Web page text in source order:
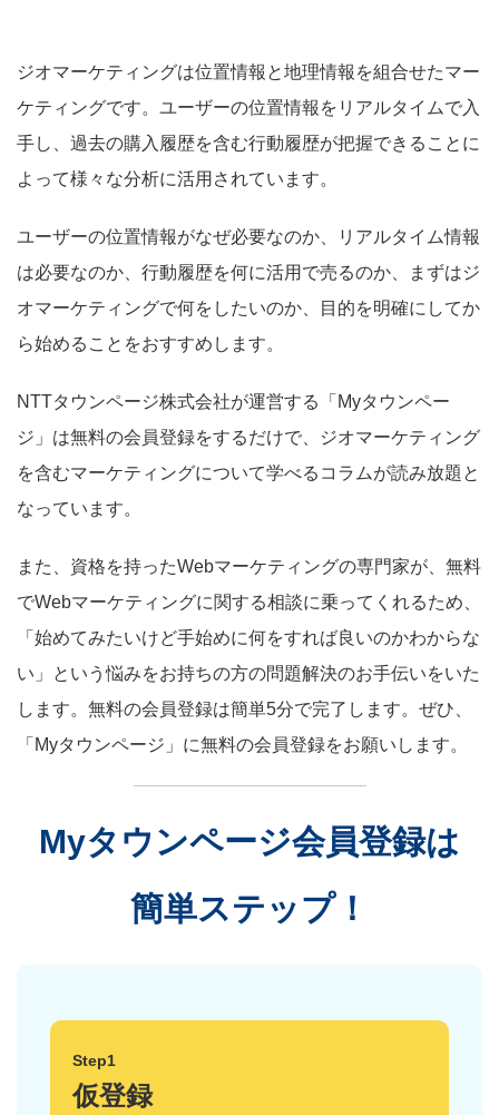
ジオマーケティングは位置情報と地理情報を組合せたマー
ケティングです。ユーザーの位置情報をリアルタイムで入
手し、過去の購入履歴を含む行動履歴が把握できることに
よって様々な分析に活用されています。
ユーザーの位置情報がなぜ必要なのか、リアルタイム情報
は必要なのか、行動履歴を何に活用で売るのか、まずはジ
オマーケティングで何をしたいのか、目的を明確にしてか
ら始めることをおすすめします。
NTTタウンページ株式会社が運営する「Myタウンペー
ジ」は無料の会員登録をするだけで、ジオマーケティング
を含むマーケティングについて学べるコラムが読み放題と
なっています。
また、資格を持ったWebマーケティングの専門家が、無料
でWebマーケティングに関する相談に乗ってくれるため、
「始めてみたいけど手始めに何をすれば良いのかわからな
い」という悩みをお持ちの方の問題解決のお手伝いをいた
します。無料の会員登録は簡単5分で完了します。ぜひ、
「Myタウンページ」に無料の会員登録をお願いします。
Myタウンページ会員登録は
簡単ステップ！
Step1
仮登録